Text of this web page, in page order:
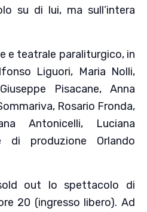
su di lui, ma sull’intera
e teatrale paraliturgico, in
Liguori, Maria Nolli,
Pisacane, Anna
Rosario Fronda,
Antonicelli, Luciana
di produzione Orlando
out lo spettacolo di
20 (ingresso libero). Ad